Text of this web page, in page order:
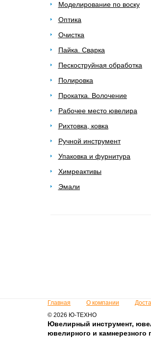
Моделирование по воску
Оптика
Очистка
Пайка. Сварка
Пескоструйная обработка
Полировка
Прокатка. Волочение
Рабочее место ювелира
Рихтовка, ковка
Ручной инструмент
Упаковка и фурнитура
Химреактивы
Эмали
Главная О компании
© 2026 Ю-ТЕХНО
Ювелирный инструмент,
ювелирного и камнерезного